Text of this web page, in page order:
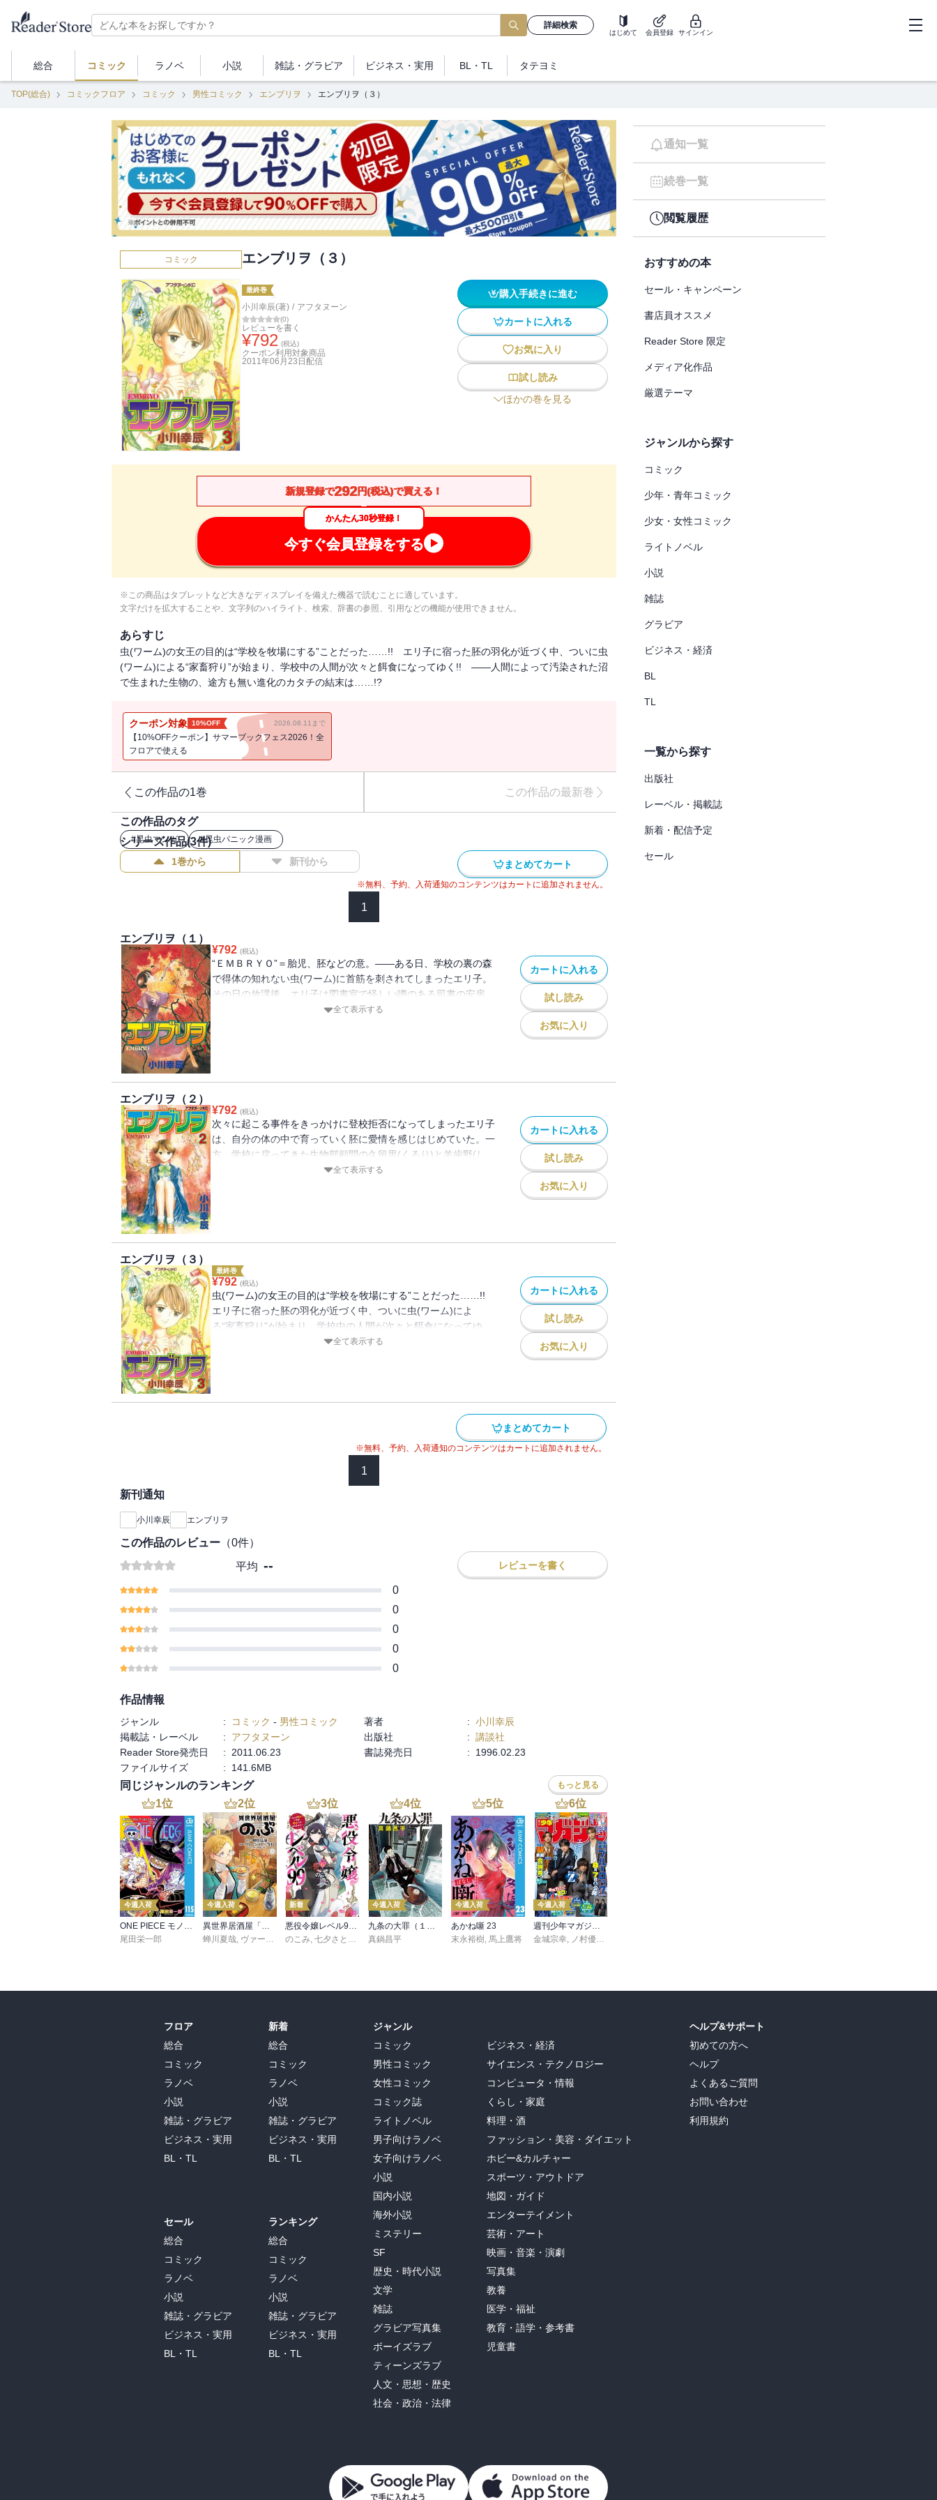
詳細検索
はじめて 会員登録 サインイン
総合 コミック ラノベ 小説 雑誌・ グラビア ビジネス ・実用 BL・TL タテヨミ
TOP(総合) コミックフロア コミック 男性コミック エンブリヲ エンブリヲ（３）
コミック エンブリヲ（３）
最終巻
小川幸辰(著) / アフタヌーン
(0)
レビューを書く
¥792 (税込)
クーポン利用対象商品
2011年06月23日 配信
購入手続きに進む
カートに入れる
お気に入り
試し読み
ほかの巻を見る
新規登録で292円(税込)で買える！
かんたん30秒登録！
今すぐ会員登録をする
※この商品はタブレットなど大きなディスプレイを備えた機器で読むことに適しています。
文字だけを拡大することや、文字列のハイライト、検索、辞書の参照、引用などの機能が使用できません。
あらすじ
虫(ワーム)の女王の目的は“学校を牧場にする”ことだった……!! エリ子に宿った胚の羽化が近づく中、ついに虫
(ワーム)による“家畜狩り”が始まり、学校中の人間が次々と餌食になってゆく!! ――人間によって汚染された沼
で生まれた生物の、途方も無い進化のカタチの結末は……!?
クーポン対象 10%OFF 2026.08.11まで
【10%OFFクーポン】サマーブックフェス2026！全
フロアで使える
この作品の1巻 この作品の最新巻
この作品のタグ
#昆虫マンガ #昆虫パニック漫画
シリーズ作品(3件)
1巻から 新刊から まとめてカート
※無料、予約、入荷通知のコンテンツはカートに追加されません。
1
エンブリヲ（１）
¥792 (税込)
“ＥＭＢＲＹＯ”＝胎児、胚などの意。――ある日、学校の裏の森
で得体の知れない虫(ワーム)に首筋を刺されてしまったエリ子。
その日の放課後、エリ子は図書室で怪しい噂のある司書の安房
(あわ)に突然襲われるが、どこからともなく現れた無数の虫(ワ
全て表示する
カートに入れる
試し読み
お気に入り
エンブリヲ（２）
¥792 (税込)
次々に起こる事件をきっかけに登校拒否になってしまったエリ子
は、自分の体の中で育っていく胚に愛情を感じはじめていた。一
方、学校に戻ってきた生物部顧問の久留里(くるり)と羊歯野(し
だの)たち生物部一同は、エリ子の脊椎に産み付けられた胚の正
全て表示する
カートに入れる
試し読み
お気に入り
エンブリヲ（３）
最終巻
¥792 (税込)
虫(ワーム)の女王の目的は“学校を牧場にする”ことだった……!!
エリ子に宿った胚の羽化が近づく中、ついに虫(ワーム)によ
る“家畜狩り”が始まり、学校中の人間が次々と餌食になってゆ
く!! ――人間によって汚染された沼で生まれた生物の、途方も
全て表示する
カートに入れる
試し読み
お気に入り
まとめてカート
※無料、予約、入荷通知のコンテンツはカートに追加されません。
1
新刊通知
小川幸辰 エンブリヲ
この作品のレビュー （0件）
平均 -- レビューを書く
0
0
0
0
0
作品情報
ジャンル : コミック - 男性コミック 著者 : 小川幸辰
掲載誌・レーベル
: アフタヌーン 出版社 : 講談社
Reader Store発売日
: 2011.06.23 書誌発売日 :
1996.02.23
ファイルサイズ
: 141.6MB
同じジャンルのランキング もっと見る
1位
今週入荷
尾田栄一郎
2位
今週入荷
蝉川夏哉, ヴァージニア二等兵 ,転
3位
新着
のこみ ,七夕さとり Tea
4位
今週入荷
真鍋昌平
5位
今週入荷
あかね噺 23
末永裕樹, 馬上鷹将
6位
今週入荷
金城宗幸
ノ村優介
通知一覧
続巻一覧
閲覧履歴
おすすめの本
セール・キャンペーン
書店員オススメ
Reader Store 限定
メディア化作品
厳選テーマ
ジャンルから探す
コミック
少年・青年コミック
少女・女性コミック
ライトノベル
小説
雑誌
グラビア
ビジネス・経済
BL
TL
一覧から探す
出版社
レーベル・掲載誌
新着・配信予定
セール
フロア
総合
コミック
ラノベ
小説
雑誌・グラビア
ビジネス・実用
BL・TL
セール
総合
コミック
ラノベ
小説
雑誌・グラビア
ビジネス・実用
BL・TL
新着
総合
コミック
ラノベ
小説
雑誌・グラビア
ビジネス・実用
BL・TL
ランキング
総合
コミック
ラノベ
小説
雑誌・グラビア
ビジネス・実用
BL・TL
ジャンル
コミック
男性コミック
女性コミック
コミック誌
ライトノベル
男子向けラノベ
女子向けラノベ
小説
国内小説
海外小説
ミステリー
SF
歴史・時代小説
文学
雑誌
グラビア写真集
ボーイズラブ
ティーンズラブ
人文・思想・歴史
社会・政治・法律
ビジネス・経済
サイエンス・テクノロジー
コンピュータ・情報
くらし・家庭
料理・酒
ファッション・美容・ダイエット
ホビー&カルチャー
スポーツ・アウトドア
地図・ガイド
エンターテイメント
芸術・アート
映画・音楽・演劇
写真集
教養
医学・福祉
教育・語学・参考書
児童書
ヘルプ&サポート
初めての方へ
ヘルプ
よくあるご質問
お問い合わせ
利用規約